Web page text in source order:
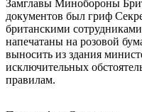
Замглавы Минобороны
документов был гриф
британскими
напечатаны на розовой
выносить из здания
исключительных
правилам.